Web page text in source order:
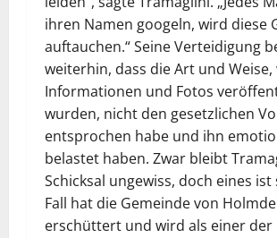
ihren Namen googeln, wird diese
auftauchen.“ Seine Verteidigung
weiterhin, dass die Art und Weise,
Informationen und Fotos
wurden, nicht den gesetzlichen
entsprochen habe und ihn
belastet haben. Zwar bleibt
Schicksal ungewiss, doch eines ist
Fall hat die Gemeinde von
erschüttert und wird als einer der